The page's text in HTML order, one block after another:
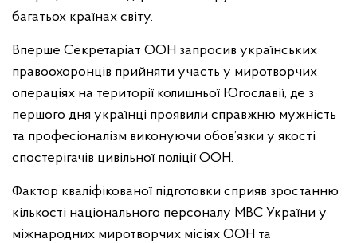
багатьох країнах світу.
Вперше Секретаріат ООН запросив українських
правоохоронців прийняти участь у миротворчих
операціях на території колишньої Югославії, де з
першого дня українці проявили справжню мужність
та професіоналізм виконуючи обов’язки у якості
спостерігачів цивільної поліції ООН.
Фактор кваліфікованої підготовки сприяв зростанню
кількості національного персоналу МВС України у
міжнародних миротворчих місіях ООН та